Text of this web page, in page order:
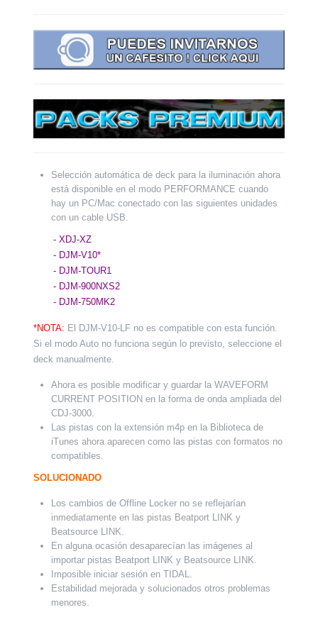
Selección automática de deck para la iluminación ahora
está disponible en el modo PERFORMANCE cuando
hay un PC/Mac conectado con las siguientes unidades
con un cable USB.
- XDJ-XZ
- DJM-V10*
- DJM-TOUR1
- DJM-900NXS2
- DJM-750MK2
*NOTA: El DJM-V10-LF no es compatible con esta función.
Si el modo Auto no funciona según lo previsto, seleccione el
deck manualmente.
Ahora es posible modificar y guardar la WAVEFORM
CURRENT POSITION en la forma de onda ampliada del
CDJ-3000.
Las pistas con la extensión m4p en la Biblioteca de
iTunes ahora aparecen como las pistas con formatos no
compatibles.
SOLUCIONADO
Los cambios de Offline Locker no se reflejarían
inmediatamente en las pistas Beatport LINK y
Beatsource LINK.
En alguna ocasión desaparecían las imágenes al
importar pistas Beatport LINK y Beatsource LINK.
Imposible iniciar sesión en TIDAL.
Estabilidad mejorada y solucionados otros problemas
menores.